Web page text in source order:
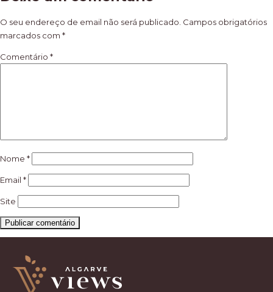
artigos
O seu endereço de email não será publicado. Campos obrigatórios
marcados com *
Comentário *
Nome *
Email *
Site